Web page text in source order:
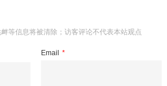
等信息将被清除；访客评论不代表本站观点
Email *